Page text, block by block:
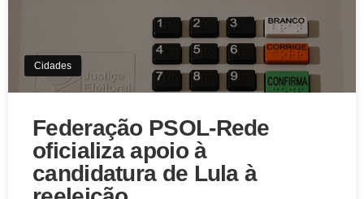
Cidades
Federação PSOL-Rede
oficializa apoio à
candidatura de Lula à